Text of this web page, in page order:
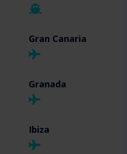
Gran Canaria
Granada
Ibiza